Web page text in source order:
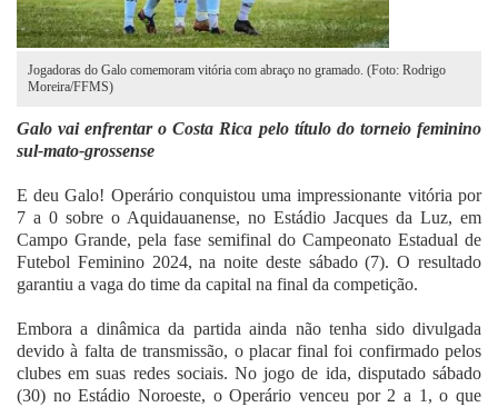
Jogadoras do Galo comemoram vitória com abraço no gramado. (Foto: Rodrigo
Moreira/FFMS)
Galo vai enfrentar o Costa Rica pelo título do torneio feminino
sul-mato-grossense
E deu Galo! Operário conquistou uma impressionante vitória por
7 a 0 sobre o Aquidauanense, no Estádio Jacques da Luz, em
Campo Grande, pela fase semifinal do Campeonato Estadual de
Futebol Feminino 2024, na noite deste sábado (7). O resultado
garantiu a vaga do time da capital na final da competição.
Embora a dinâmica da partida ainda não tenha sido divulgada
devido à falta de transmissão, o placar final foi confirmado pelos
clubes em suas redes sociais. No jogo de ida, disputado sábado
(30) no Estádio Noroeste, o Operário venceu por 2 a 1, o que